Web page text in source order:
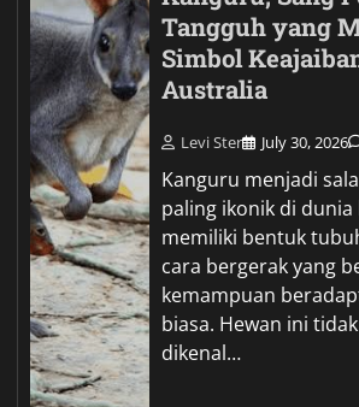
Tangguh yang
Simbol
Australia
Levi Ster July 30, 2026
Kanguru menjadi
paling ikonik di dunia
memiliki bentuk
cara bergerak yang
kemampuan
biasa. Hewan ini
dikenal…